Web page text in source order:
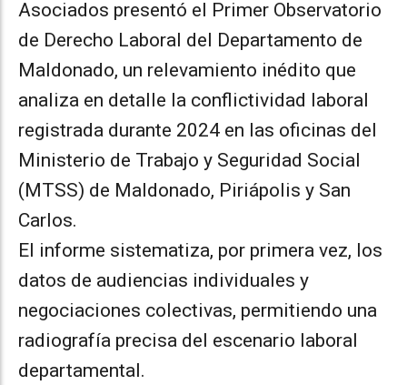
Asociados presentó el Primer Observatorio
de Derecho Laboral del Departamento de
Maldonado, un relevamiento inédito que
analiza en detalle la conflictividad laboral
registrada durante 2024 en las oficinas del
Ministerio de Trabajo y Seguridad Social
(MTSS) de Maldonado, Piriápolis y San
Carlos.
El informe sistematiza, por primera vez, los
datos de audiencias individuales y
negociaciones colectivas, permitiendo una
radiografía precisa del escenario laboral
departamental.